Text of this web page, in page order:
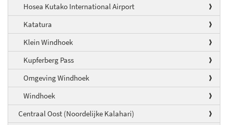
Hosea Kutako International Airport
Katatura
Klein Windhoek
Kupferberg Pass
Omgeving Windhoek
Windhoek
Centraal Oost (Noordelijke Kalahari)